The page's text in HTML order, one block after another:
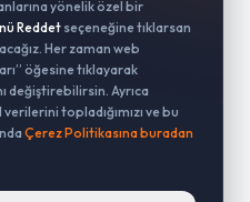
yönelik özel bir
Reddet seçeneğine tıklarsan
Her zaman web
öğesine tıklayarak
değiştirebilirsin. Ayrıca
topladığımızı ve bu
Çerez Politikasına buradan